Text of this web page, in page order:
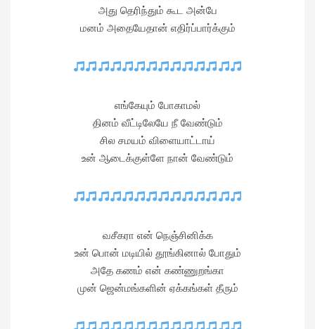
அது தெரிந்தும் கூட அன்பே
மனம் அதையேதான் எதிர்ப்பார்க்கும்
எங்கேயும் போகாமல்
தினம் வீட்டிலேயே நீ வேண்டும்
சில சமயம் விளையாட்டாய்
உன் ஆடைக்குள்ளே நான் வேண்டும்
வசீகரா என் நெஞ்சினிக்க
உன் பொன் மடியில் தூங்கினால் போதும்
அதே கணம் என் கண்ணுறங்கா
முன் ஜென்மங்களின் ஏக்கங்கள் தீரும்